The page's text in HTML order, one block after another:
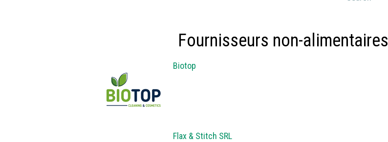
Fournisseurs non-alimentaires
Biotop
Flax & Stitch SRL